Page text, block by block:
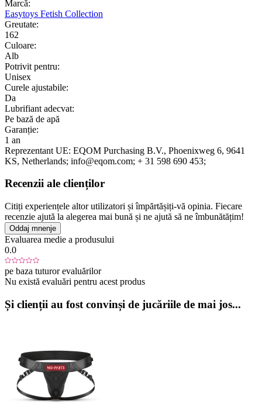
Marcă:
Easytoys Fetish Collection
Greutate:
162
Culoare:
Alb
Potrivit pentru:
Unisex
Curele ajustabile:
Da
Lubrifiant adecvat:
Pe bază de apă
Garanție:
1 an
Reprezentant UE: EQOM Purchasing B.V., Phoenixweg 6, 9641
KS, Netherlands; info@eqom.com; + 31 598 690 453;
Recenzii ale clienților
Citiți experiențele altor utilizatori și împărtășiți-vă opinia. Fiecare
recenzie ajută la alegerea mai bună și ne ajută să ne îmbunătățim!
Oddaj mnenje
Evaluarea medie a produsului
0.0
pe baza tuturor evaluărilor
Nu există evaluări pentru acest produs
Și clienții au fost convinși de jucăriile de mai jos...